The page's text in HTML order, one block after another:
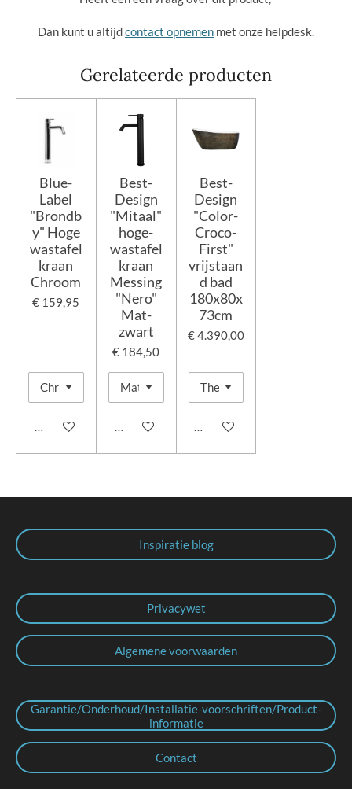
Dan kunt u altijdcontact opnemen met onze helpdesk.
Gerelateerde producten
Blue-
Label
"Brondb
y" Hoge
wastafel
kraan
Chroom
€ 159,95
In winkelwagen
Best-
Design
"Mitaal"
hoge-
wastafel
kraan
Messing
"Nero"
Mat-
zwart
€ 184,50
In winkelwagen
Best-
Design
"Color-
Croco-
First"
vrijstaan
d bad
180x80x
73cm
€ 4.390,00
In winkelwagen
Inspiratie blog
Privacywet
Algemene voorwaarden
Garantie/Onderhoud/Installatie-voorschriften/Product-
informatie
Contact